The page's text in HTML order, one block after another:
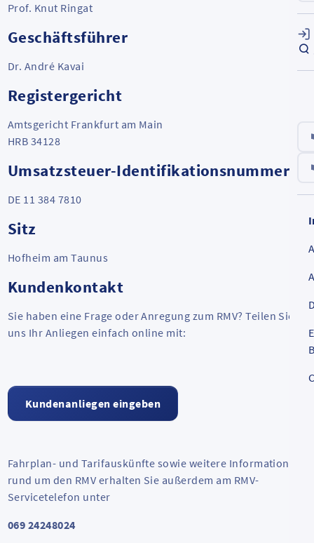
Prof. Knut Ringat
Geschäftsführer
Dr. André Kavai
Registergericht
Amtsgericht Frankfurt am Main
HRB 34128
Umsatzsteuer-Identifikationsnummer
DE 11 384 7810
Sitz
Hofheim am Taunus
Kundenkontakt
Sie haben eine Frage oder Anregung zum RMV? Teilen Sie
uns Ihr Anliegen einfach online mit:
Kundenanliegen eingeben
Fahrplan- und Tarifauskünfte sowie weitere Informationen
rund um den RMV erhalten Sie außerdem am RMV-
Servicetelefon unter
069 24248024